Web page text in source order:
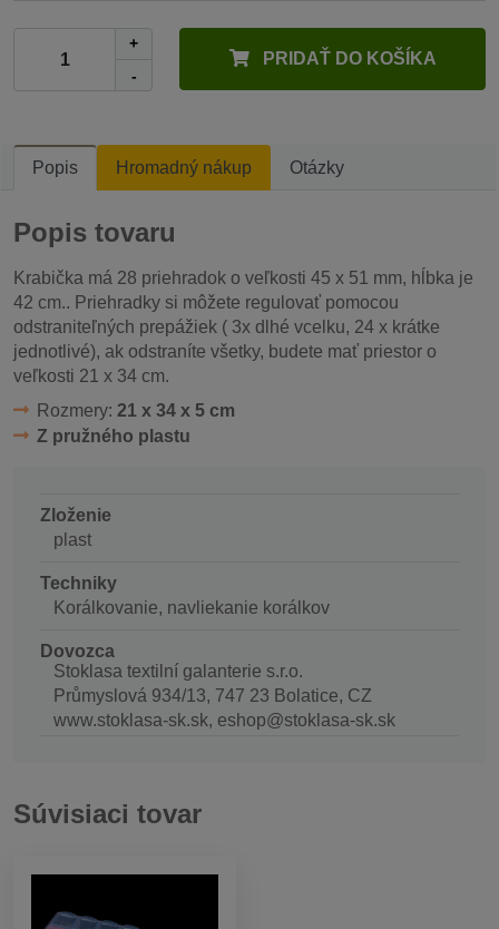
+
-
PRIDAŤ DO KOŠÍKA
Popis Hromadný nákup Otázky
Popis tovaru
Krabička má 28 priehradok o veľkosti 45 x 51 mm, hĺbka je
42 cm.. Priehradky si môžete regulovať pomocou
odstraniteľných prepážiek ( 3x dlhé vcelku, 24 x krátke
jednotlivé), ak odstraníte všetky, budete mať priestor o
veľkosti 21 x 34 cm.
Rozmery: 21 x 34 x 5 cm
Z pružného plastu
Zloženie
plast
Techniky
Korálkovanie, navliekanie korálkov
Dovozca
Stoklasa textilní galanterie s.r.o.
Průmyslová 934/13, 747 23 Bolatice, CZ
www.stoklasa-sk.sk, eshop@stoklasa-sk.sk
Súvisiaci tovar